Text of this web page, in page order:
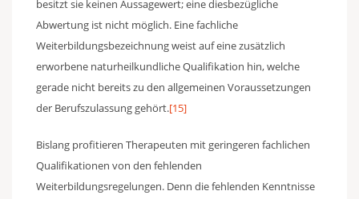
besitzt sie keinen Aussagewert; eine diesbezügliche
Abwertung ist nicht möglich. Eine fachliche
Weiterbildungsbezeichnung weist auf eine zusätzlich
erworbene naturheilkundliche Qualifikation hin, welche
gerade nicht bereits zu den allgemeinen Voraussetzungen
der Berufszulassung gehört.[15]
Bislang profitieren Therapeuten mit geringeren fachlichen
Qualifikationen von den fehlenden
Weiterbildungsregelungen. Denn die fehlenden Kenntnisse